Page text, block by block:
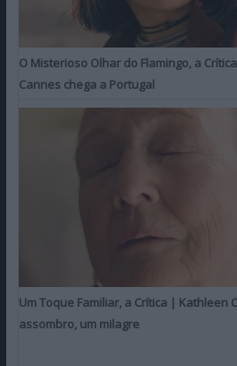
O Misterioso Olhar do Flamingo, a
Cannes chega a Portugal
Um Toque Familiar, a Crítica | Kathleen
assombro, um milagre